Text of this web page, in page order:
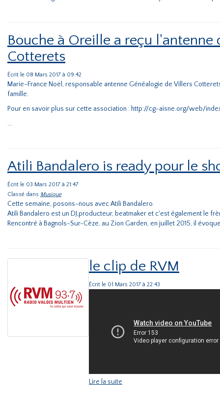
Bouche à Oreille a reçu
Cotterets
Écrit le 08 Mars 2017 à 09:42
Marie-France Noël, responsable antenne Généalogie de Villers
famille.
Pour en savoir plus sur cette association : http://cg-aisne.org/web/
...
Atili Bandalero is ready pour le
Écrit le 03 Mars 2017 à 21:47
Classé dans Musique
Cette semaine, posons-nous avec Atili Bandalero.
Atili Bandalero est un DJ,producteur, beatmaker et c'est également le
Rencontré à Bagnols-Sur-Cèze, au Zion Garden, en juillet 2015, il
le clip de RVM
Écrit le 01 Mars 2017 à 22:43
Lire la suite